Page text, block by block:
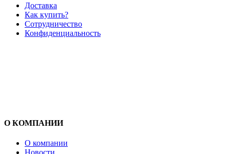
Доставка
Как купить?
Сотрудничество
Конфиденциальность
О КОМПАНИИ
О компании